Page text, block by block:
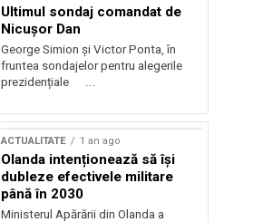
Ultimul sondaj comandat de
Nicușor Dan
George Simion și Victor Ponta, în
fruntea sondajelor pentru alegerile
prezidențiale ...
ACTUALITATE 1 an ago
Olanda intenționează să își
dubleze efectivele militare
până în 2030
Ministerul Apărării din Olanda a